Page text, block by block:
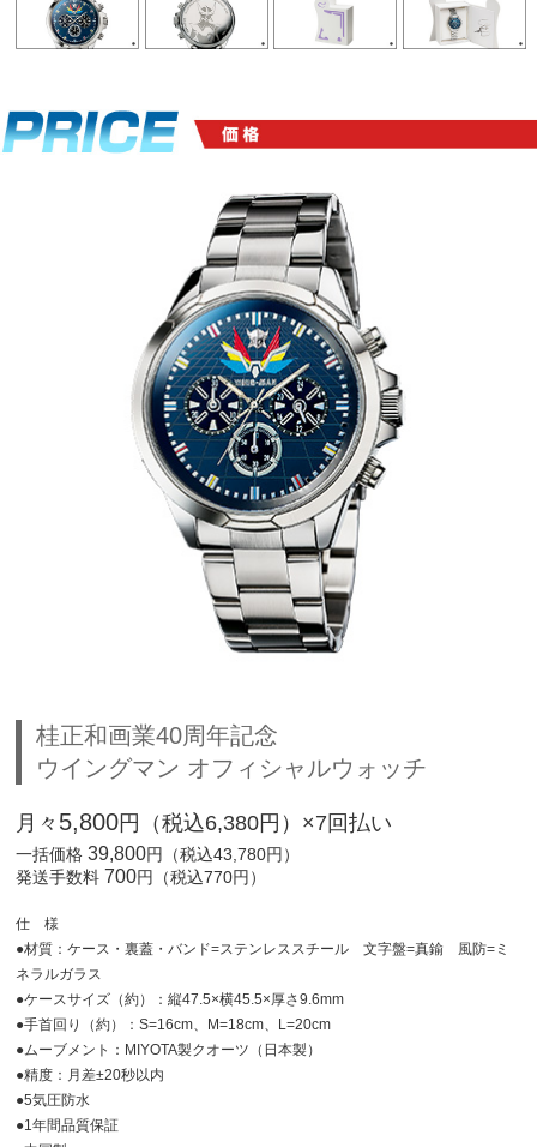
桂正和画業40周年記念
ウイングマン オフィシャルウォッチ
月々 5,800円（税込6,380円）×7回払い
一括価格39,800円（税込43,780円）
発送手数料 700円（税込770円）
仕 様
●材質：ケース・裏蓋・バンド=ステンレススチール 文字盤=真鍮 風防=ミ
ネラルガラス
●ケースサイズ（約）：縦47.5×横45.5×厚さ9.6mm
●手首回り（約）：S=16cm、M=18cm、L=20cm
●ムーブメント：MIYOTA製クオーツ（日本製）
●精度：月差±20秒以内
●5気圧防水
●1年間品質保証